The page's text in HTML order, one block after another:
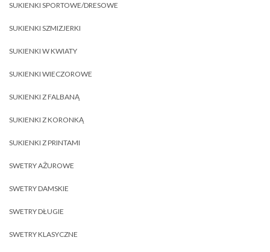
SUKIENKI SPORTOWE/DRESOWE
SUKIENKI SZMIZJERKI
SUKIENKI W KWIATY
SUKIENKI WIECZOROWE
SUKIENKI Z FALBANĄ
SUKIENKI Z KORONKĄ
SUKIENKI Z PRINTAMI
SWETRY AŻUROWE
SWETRY DAMSKIE
SWETRY DŁUGIE
SWETRY KLASYCZNE